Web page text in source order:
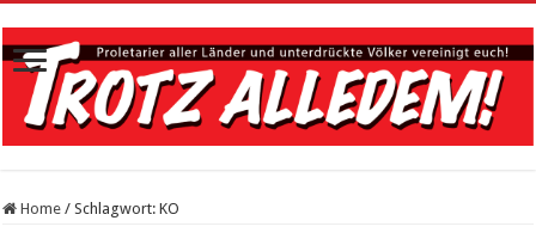
Home / Schlagwort:KO